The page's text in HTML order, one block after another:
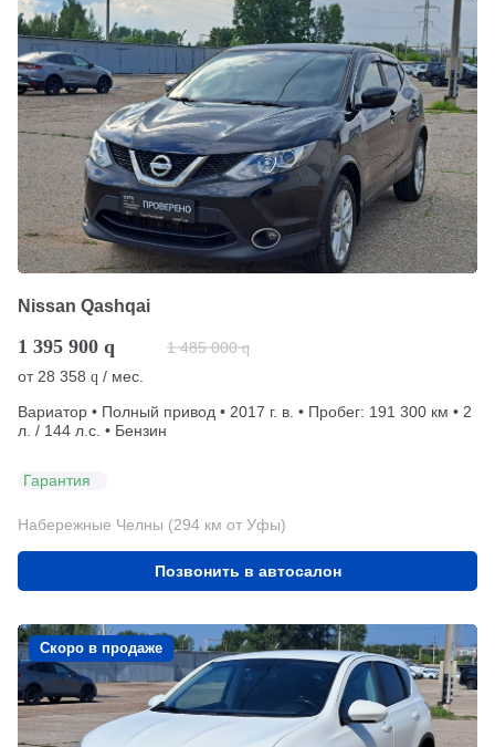
Nissan Qashqai
1 395 900 q 1 485 000 q
от 28 358 q / мес.
Вариатор • Полный привод • 2017 г. в. • Пробег: 191 300 км • 2
л. / 144 л.с. • Бензин
Гарантия
Набережные Челны (294 км от Уфы)
Позвонить в автосалон
Скоро в продаже